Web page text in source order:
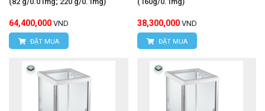
64,400,000 VND
ĐẶT MUA
38,300,000 VND
ĐẶT MUA